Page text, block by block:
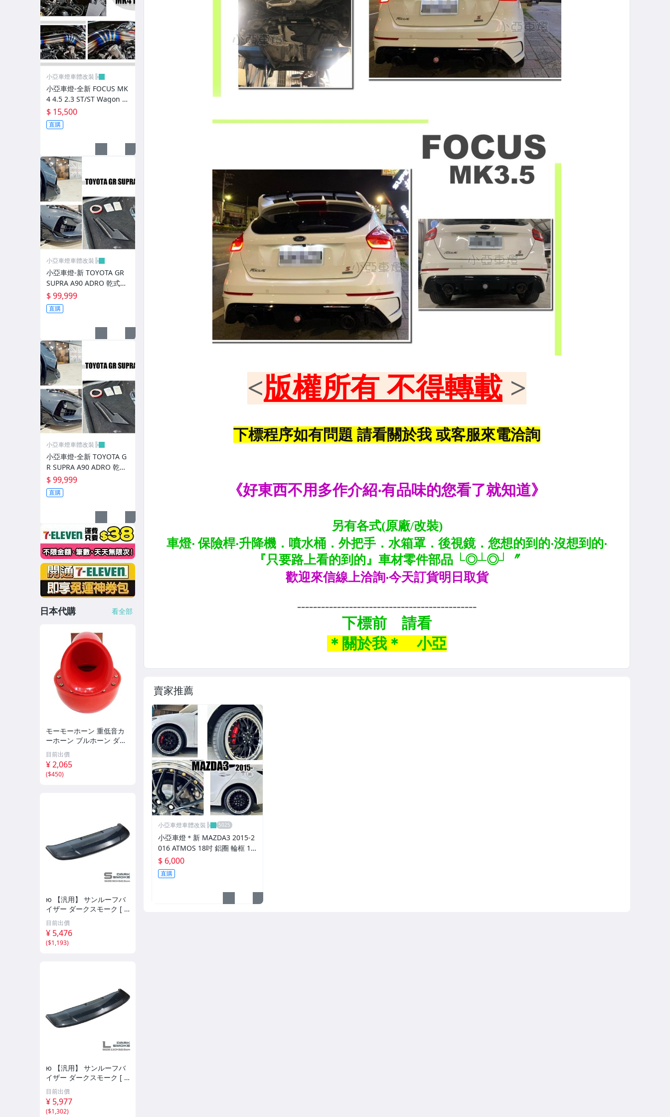
前後保桿.前後下巴.側裙.尾翼
升降機.汽車零件.鈑金零件
內.外把手.後視鏡.LED後視鏡
大燈框.後燈框.側燈框.霧燈框
煞車油門踏板.冷光迎賓踏板
排氣管.內龜板.下護板.擋泥板
原廠改裝水箱罩.通風網
各車系燈眉.空力套件
非常機車
車用精品百貨類.各車系晴雨窗
避震器.卡鉗.來另片.短彈簧
CUSCO / HARDRACE 各車系結構桿.拉桿
進氣套件 進氣系統 全系列
其它
賣家推薦
小亞車燈車體改裝╠
小亞車燈＊新 MAZDA3 2015-2
016 ATMOS 18吋 鋁圈 輪框 18
*8.5 5/108 ET40 5孔108 銀黑
車邊 鉚釘款
$ 6,000
直購
小亞車燈車體改裝╠
小亞車燈-全新 FOCUS MK
4 4.5 2.3 ST/ST Wagon 鈦
合金高效能強化MST加大
進氣增壓管
$ 15,500
直購
小亞車燈車體改裝╠
小亞車燈-新 TOYOTA GR
SUPRA A90 ADRO 乾式碳
纖維 前保桿風刀 前保 風刀
$ 99,999
直購
小亞車燈車體改裝╠
小亞車燈-全新 TOYOTA G
R SUPRA A90 ADRO 乾式
碳纖維 前保桿風刀 前保 風
刀
$ 99,999
直購
日本代購 看全部
モーモーホーン 重低音カ
ーホーン ブルホーン ダン
プカー 汽笛のような重量
級の迫力！ステー付 レッ
ド 12V汎用 クラクション
旧車 バイク
目前出價
¥ 2,065
($450)
ю 【汎用】 サンルーフバ
イザー ダークスモーク [ S
サイズ ] 90×32.5cm 取付
金具付き サンルーフ 後付
け 換気 雨よけ 曇り予防 1
個
目前出價
¥ 5,476
($1,193)
ю 【汎用】 サンルーフバ
イザー ダークスモーク [ L
サイズ ] 110×32.5cm 取付
金具付き サンルーフ 後付
け 換気 雨よけ 曇り予防 1
目前出價
¥ 5,977
($1,302)